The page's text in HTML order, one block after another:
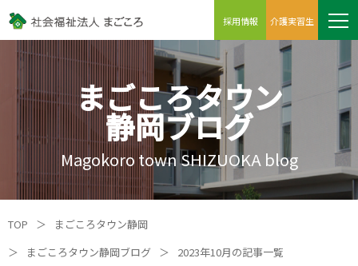
採用情報 介護実習生
まごころタウン
静岡ブログ
Magokoro town SHIZUOKA blog
TOP ＞
まごころタウン静岡
＞
まごころタウン静岡ブログ ＞ 2023年10月の記事一覧